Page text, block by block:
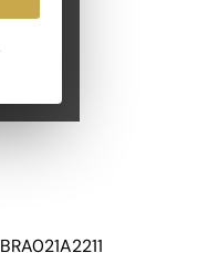
BRA021A2211